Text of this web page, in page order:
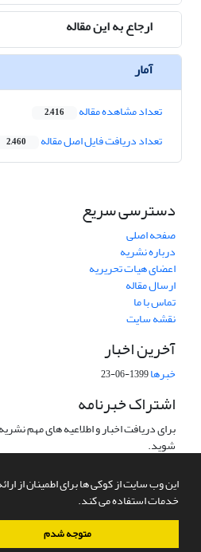
این وب سایت از کوکی ها برای اطمینان از
خدمات استفاده می کند.
متوجه شدم
ارجاع به این مقاله
آمار
تعداد مشاهده مقاله 2,416
تعداد دریافت فایل اصل مقاله 2,460
دسترسی سریع
صفحه اصلی
درباره نشریه
اعضای هیات تحریریه
ارسال مقاله
تماس با ما
نقشه سایت
آخرین اخبار
خبرها1399-06-23
اشتراک خبرنامه
برای دریافت اخبار و اطلاعیه های مهم
شوید.